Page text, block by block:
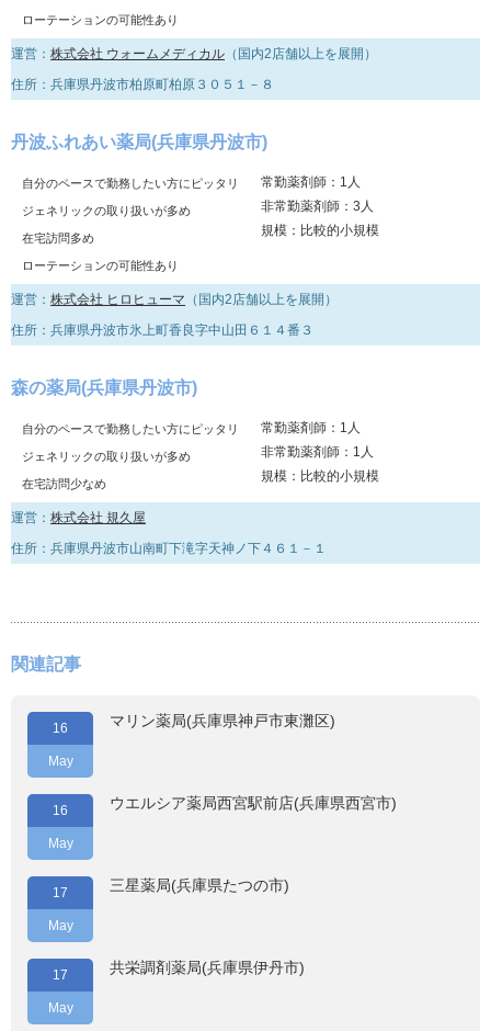
ローテーションの可能性あり
運営： 株式会社 ウォームメディカル （国内2店舗以上を展開）
住所：兵庫県丹波市柏原町柏原３０５１－８
丹波ふれあい薬局(兵庫県丹波市)
自分のペースで勤務したい方にピッタリ
ジェネリックの取り扱いが多め
在宅訪問多め
ローテーションの可能性あり
常勤薬剤師：1人
非常勤薬剤師：3人
規模：比較的小規模
運営： 株式会社 ヒロヒューマ （国内2店舗以上を展開）
住所：兵庫県丹波市氷上町香良字中山田６１４番３
森の薬局(兵庫県丹波市)
自分のペースで勤務したい方にピッタリ
ジェネリックの取り扱いが多め
在宅訪問少なめ
常勤薬剤師：1人
非常勤薬剤師：1人
規模：比較的小規模
運営： 株式会社 規久屋
住所：兵庫県丹波市山南町下滝字天神ノ下４６１－１
関連記事
16
May
マリン薬局(兵庫県神戸市東灘区)
16
May
ウエルシア薬局西宮駅前店(兵庫県西宮市)
17
May
三星薬局(兵庫県たつの市)
17
May
共栄調剤薬局(兵庫県伊丹市)